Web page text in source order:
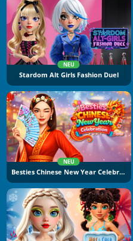
NEU
Stardom Alt Girls Fashion Duel
NEU
Besties Chinese New Year Celebration